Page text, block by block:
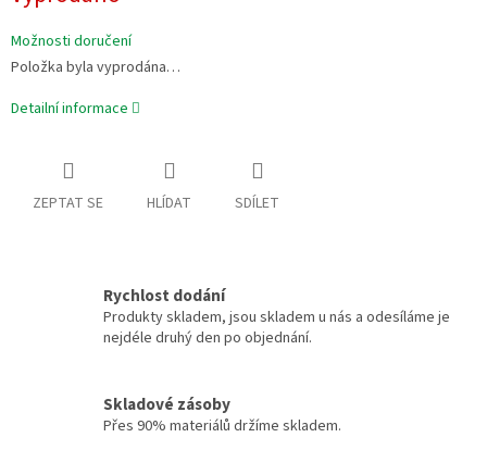
Možnosti doručení
Položka byla vyprodána…
Detailní informace
ZEPTAT SE HLÍDAT SDÍLET
Rychlost dodání
Produkty skladem, jsou skladem u nás a odesíláme je
nejdéle druhý den po objednání.
Skladové zásoby
Přes 90% materiálů držíme skladem.